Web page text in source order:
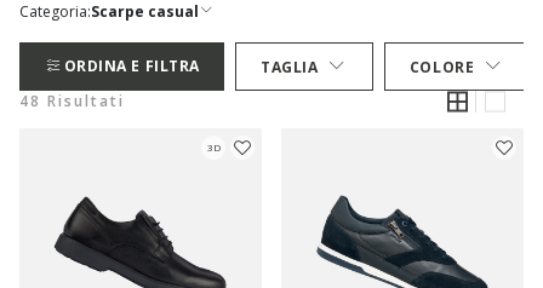
Categoria:Scarpe casual
ORDINA E FILTRA TAGLIA
COLORE
48 Risultati
3D